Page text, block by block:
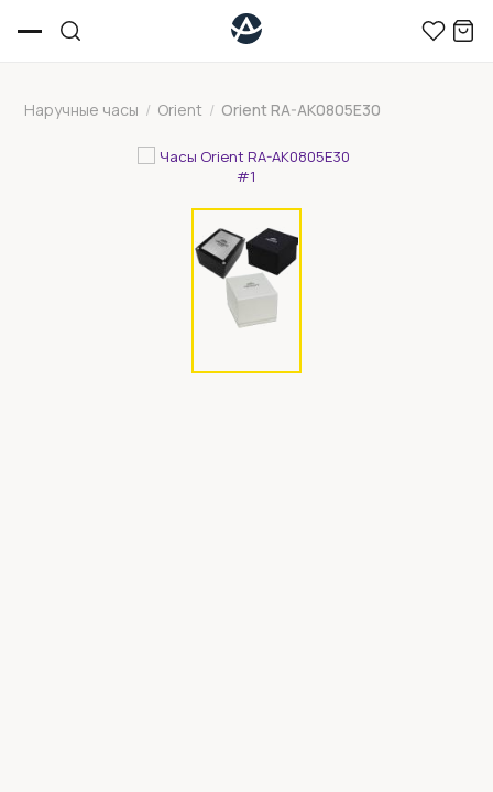
Наручные часы / Orient / Orient RA-AK0805E30